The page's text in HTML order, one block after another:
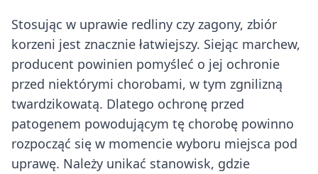
Stosując w uprawie redliny czy zagony, zbiór
korzeni jest znacznie łatwiejszy. Siejąc marchew,
producent powinien pomyśleć o jej ochronie
przed niektórymi chorobami, w tym zgnilizną
twardzikowatą. Dlatego ochronę przed
patogenem powodującym tę chorobę powinno
rozpocząć się w momencie wyboru miejsca pod
uprawę. Należy unikać stanowisk, gdzie